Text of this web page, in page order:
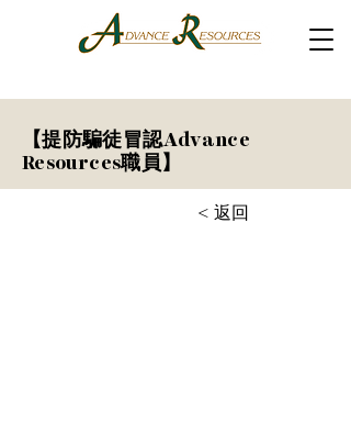
【提防騙徒冒認Advance
Resources職員】
< 返回